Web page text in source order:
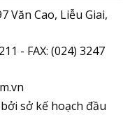
Văn Cao, Liễu Giai,
- FAX: (024) 3247
sở kế hoạch đầu